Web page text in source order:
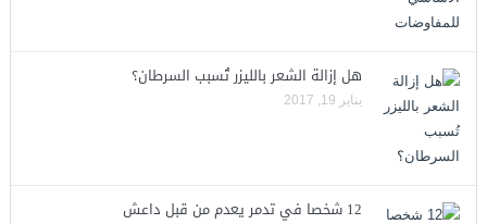
هل إزالة الشعر بالليزر تُسبب السرطان؟
يناير 19, 2017
12 شخصا في تدمر يعدم من قبل داعش